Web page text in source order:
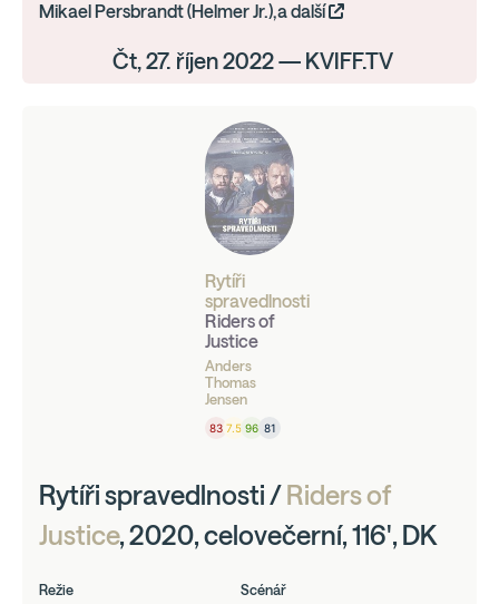
Mikael Persbrandt (Helmer Jr.),a další
Čt, 27. říjen 2022 — KVIFF.TV
Rytíři
spravedlnosti
Riders of
Justice
Anders
Thomas
Jensen
83 7.5 96 81
Rytíři spravedlnosti / Riders of
Justice, 2020, celovečerní, 116', DK
Režie Scénář